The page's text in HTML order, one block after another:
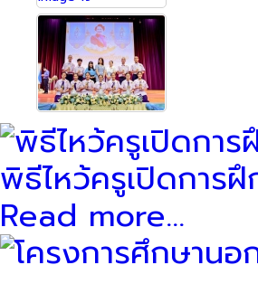
พิธีไหว้ครูเปิดการ
Read more...